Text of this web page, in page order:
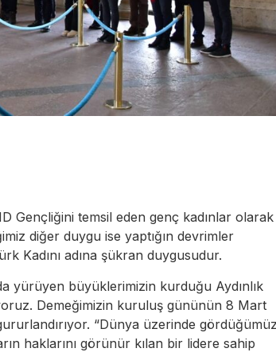
Gençliğini temsil eden genç kadınlar olarak
diğer duygu ise yaptığın devrimler
Kadını adına şükran duygusudur.
yürüyen büyüklerimizin kurduğu Aydınlık
Demeğimizin kuruluş gününün 8 Mart
“Dünya üzerinde
haklarını görünür kılan bir lidere sahip